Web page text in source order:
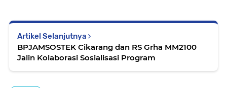
Artikel Selanjutnya
BPJAMSOSTEK Cikarang dan RS Grha MM2100
Jalin Kolaborasi Sosialisasi Program